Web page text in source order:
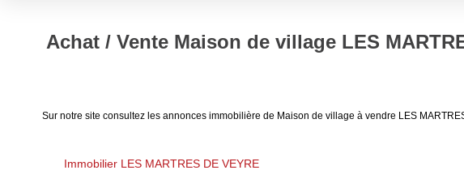
Achat / Vente Maison de village LES
Sur notre site consultez les annonces immobilière de Maison de village à vendre LES
Immobilier LES MARTRES DE VEYRE